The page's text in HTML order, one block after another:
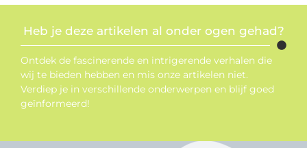
Heb je deze artikelen al onder ogen gehad?
Ontdek de fascinerende en intrigerende verhalen die
wij te bieden hebben en mis onze artikelen niet.
Verdiep je in verschillende onderwerpen en blijf goed
geïnformeerd!